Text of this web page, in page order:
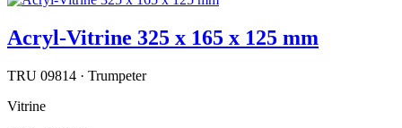
Acryl-Vitrine 325 x 165 x 125 mm
TRU 09814 · Trumpeter
Vitrine